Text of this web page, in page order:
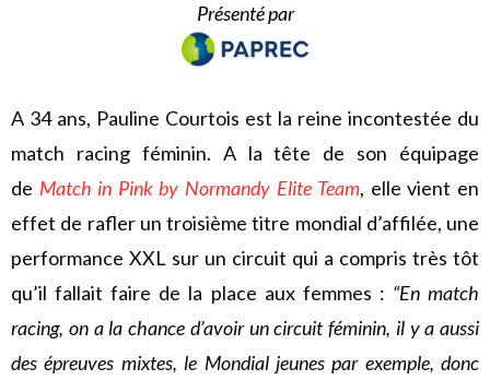
Présenté par
A 34 ans, Pauline Courtois est la reine incontestée du
match racing féminin. A la tête de son équipage
de Match in Pink by Normandy Elite Team, elle vient en
effet de rafler un troisième titre mondial d’affilée, une
performance XXL sur un circuit qui a compris très tôt
qu’il fallait faire de la place aux femmes : “En match
racing, on a la chance d’avoir un circuit féminin, il y a aussi
des épreuves mixtes, le Mondial jeunes par exemple, donc